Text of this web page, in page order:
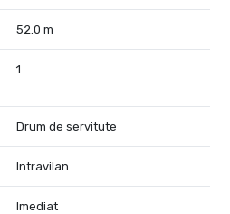
52.0 m
1
Drum de servitute
Intravilan
Imediat